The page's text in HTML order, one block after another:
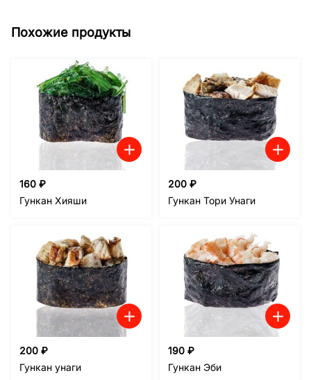
Похожие продукты
160 ₽
Гункан Хияши
200 ₽
Гункан Тори Унаги
200 ₽
Гункан унаги
190 ₽
Гункан Эби